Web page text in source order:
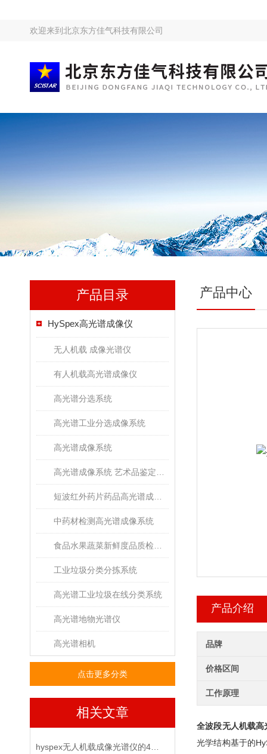
欢迎来到 北京东方佳气科技有限公司
产品目录
HySpex高光谱成像仪
无人机载 成像光谱仪
有人机载高光谱成像仪
高光谱分选系统
高光谱工业分选成像系统
高光谱成像系统
中药材检测高光谱成像系统
工业垃圾分类分拣系统
高光谱工业垃圾在线分类系统
高光谱地物光谱仪
高光谱相机
点击更多分类
相关文章
产品中心
产品介绍
品牌
价格区间
工作原理
全波段无人机载
光学结构基于的